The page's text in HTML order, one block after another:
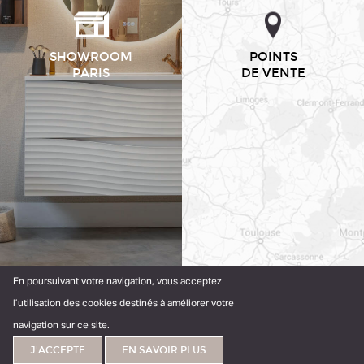
SHOWROOM
PARIS
POINTS
DE VENTE
meuble idéal
En poursuivant votre navigation, vous acceptez
l’utilisation des cookies destinés à améliorer votre
navigation sur ce site.
J'ACCEPTE EN SAVOIR PLUS